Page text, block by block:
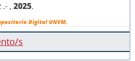
, 2025.
Digital UNVM.
s